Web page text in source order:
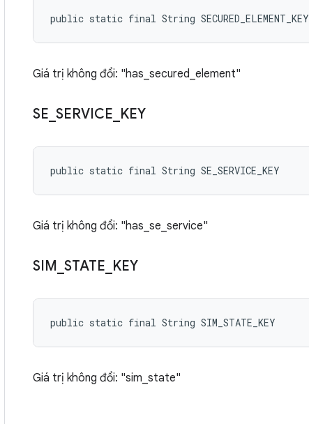
public static final String SECURED_ELEMENT_KEY
Giá trị không đổi: "has_secured_element"
SE SERVICE KEY
public static final String SE_SERVICE_KEY
Giá trị không đổi: "has_se_service"
SIM STATE KEY
public static final String SIM_STATE_KEY
Giá trị không đổi: "sim_state"